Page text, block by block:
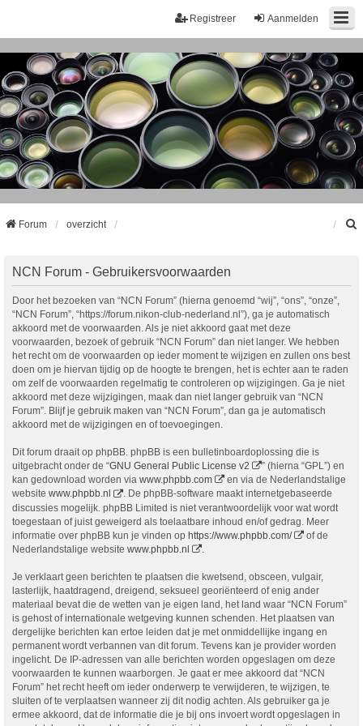
Aanmelden
Registreer
Forum overzicht
NCN Forum - Gebruikersvoorwaarden
Door het bezoeken van “NCN Forum” (hierna genoemd “wij”, “ons”, “onze”,
“NCN Forum”, “https://forum.nikon-club-nederland.nl”), ga je automatisch
akkoord met de voorwaarden. Als je niet akkoord gaat met deze
voorwaarden, bezoek of gebruik “NCN Forum” dan niet langer. We hebben
het recht om de voorwaarden op ieder moment te wijzigen en zullen ons best
doen om je hiervan tijdig op de hoogte te brengen, het is echter aan te raden
om zelf de voorwaarden regelmatig te controleren op wijzigingen. Ga je niet
akkoord met deze wijzigingen, maak dan niet langer gebruik van “NCN
Forum”. Blijf je gebruik maken van “NCN Forum”, dan ga je automatisch
akkoord met de wijzigingen en of toevoegingen.
Dit forum draait op phpBB. phpBB is een bulletinboardoplossing die is
uitgebracht onder de “GNU General Public License v2
” (hierna “GPL”) en
kan gedownload worden via www.phpbb.com
en via de Nederlandstalige
website www.phpbb.nl
. De phpBB-software maakt internetgebaseerde
discussies mogelijk. phpBB Limited is niet verantwoordelijk voor wat wordt
toegestaan of juist geweigerd als toelaatbare inhoud en/of gedrag. Meer
informatie over phpBB kun je vinden op https://www.phpbb.com/
of de
Nederlandstalige website www.phpbb.nl .
Je verklaart geen berichten te plaatsen die kwetsend, obsceen, vulgair,
lasterlijk, haatdragend, dreigend, seksueel georiënteerd of enig ander
materiaal bevat die de wetten van je eigen land, het land waar “NCN Forum”
is gehost of internationale wetgeving kunnen schenden. Het plaatsen van
dergelijke berichten kan ertoe leiden dat je met onmiddellijke ingang en
permanent wordt verbannen van dit forum. Tevens kan je provider worden
ingelicht. De IP-adressen van alle berichten worden opgeslagen om deze
voorwaarden te kunnen waarborgen. Je gaat er mee akkoord dat “NCN
Forum” het recht heeft om ieder onderwerp te verwijderen, te wijzigen, te
sluiten of te verplaatsen wanneer zij dit nodig achten. Als gebruiker ga je
ermee akkoord, dat de informatie die je bij ons invoert wordt opgeslagen in